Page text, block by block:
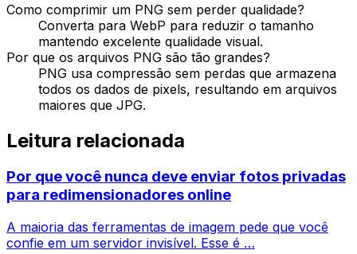
Como comprimir um PNG sem perder qualidade?
Converta para WebP para reduzir o tamanho
mantendo excelente qualidade visual.
Por que os arquivos PNG são tão grandes?
PNG usa compressão sem perdas que armazena
todos os dados de pixels, resultando em arquivos
maiores que JPG.
Leitura relacionada
Por que você nunca deve enviar fotos privadas
para redimensionadores online
A maioria das ferramentas de imagem pede que você
confie em um servidor invisível. Esse é …